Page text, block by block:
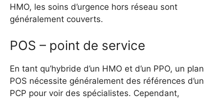
HMO, les soins d’urgence hors réseau sont
généralement couverts.
POS – point de service
En tant qu’hybride d’un HMO et d’un PPO, un plan
POS nécessite généralement des références d’un
PCP pour voir des spécialistes. Cependant,